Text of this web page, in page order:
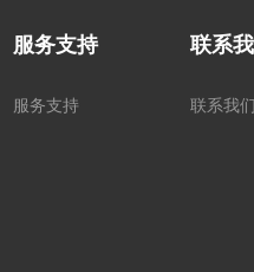
服务支持
服务支持
联系
联系我们